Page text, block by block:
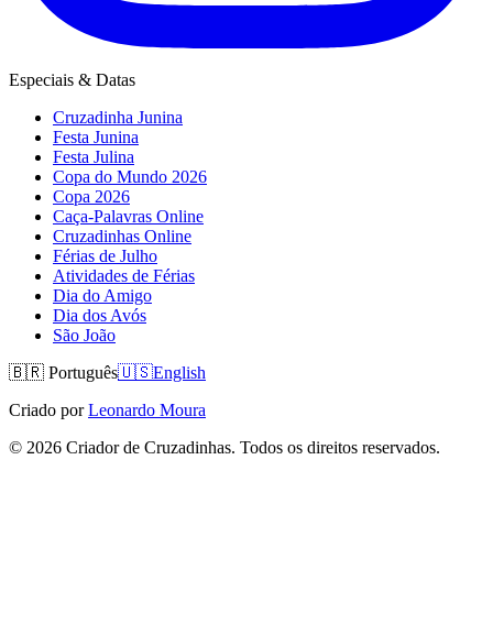
Especiais & Datas
Cruzadinha Junina
Festa Junina
Festa Julina
Copa do Mundo 2026
Copa 2026
Caça-Palavras Online
Cruzadinhas Online
Férias de Julho
Atividades de Férias
Dia do Amigo
Dia dos Avós
São João
🇧🇷 Português🇺🇸English
Criado por Leonardo Moura
© 2026 Criador de Cruzadinhas. Todos os direitos reservados.